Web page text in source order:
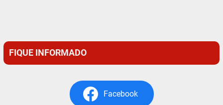
FIQUE INFORMADO
Facebook